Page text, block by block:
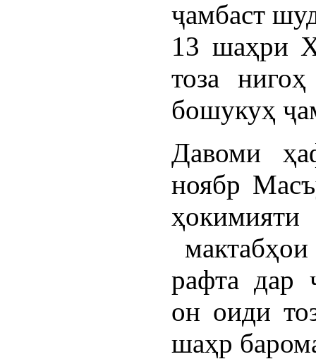
13 шаҳри
тоза
бошукуҳ
Давоми
ноябр
рафта дар
он оиди
шаҳр